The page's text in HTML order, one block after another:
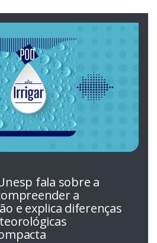
fala sobre a
a
e explica diferenças